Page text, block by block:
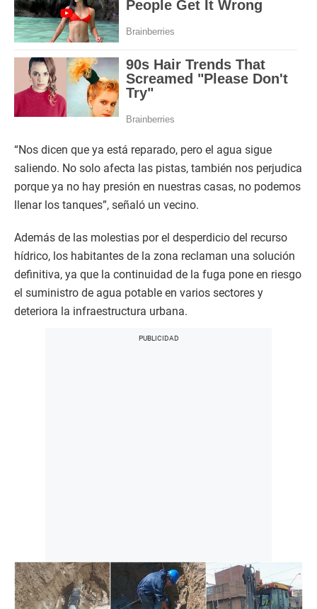
“Nos dicen que ya está reparado, pero el agua sigue
saliendo. No solo afecta las pistas, también nos perjudica
porque ya no hay presión en nuestras casas, no podemos
llenar los tanques”, señaló un vecino.
Además de las molestias por el desperdicio del recurso
hídrico, los habitantes de la zona reclaman una solución
definitiva, ya que la continuidad de la fuga pone en riesgo
el suministro de agua potable en varios sectores y
deteriora la infraestructura urbana.